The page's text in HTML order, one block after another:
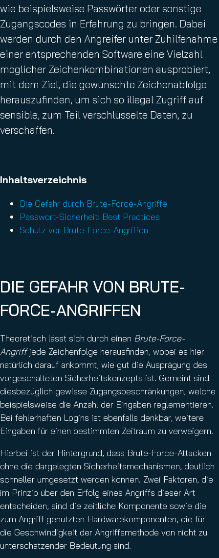
wie beispielsweise Passwörter oder sonstige
Zugangscodes in Erfahrung zu bringen. Dabei
werden durch den Angreifer unter Zuhilfenahme
einer entsprechenden Software eine Vielzahl
möglicher Zeichenkombinationen ausprobiert,
mit dem Ziel, die gewünschte Zeichenabfolge
herauszufinden, um sich so illegal Zugriff auf
sensible, zum Teil verschlüsselte Daten, zu
verschaffen.
Inhaltsverzeichnis
Die Gefahr durch Brute-Force-Angriffe
Passwort-Sicherheit: Best Practices
Schutz vor Brute-Force-Angriffen
DIE GEFAHR VON BRUTE-
FORCE-ANGRIFFEN
Theoretisch lässt sich durch einen Brute-Force-
Angriffjede Zeichenfolge herausfinden, wobei es hier
natürlich darauf ankommt, wie gut die Ausprägung des
vorgeschalteten Sicherheitskonzepts ist. Gemeint sind
diesbezüglich gewisse Zugangsbeschränkungen, welche
beispielsweise die Anzahl der Eingaben reglementieren.
Bei fehlerhaften Logins ist ebenfalls denkbar, weitere
Eingaben für einen bestimmten Zeitraum zu verweigern.
Hierbei ist der Hintergrund, dass Brute-Force-Attacken
ohne die dargelegten Sicherheitsmechanismen, deutlich
schneller umgesetzt werden können. Zwei Faktoren, die
im Prinzip über den Erfolg eines Angriffs dieser Art
entscheiden, sind die zeitliche Komponente sowie die
zum Angriff genutzten Hardwarekomponenten, die für
die Geschwindigkeit der Angriffsmethode von nicht zu
unterschätzender Bedeutung sind.